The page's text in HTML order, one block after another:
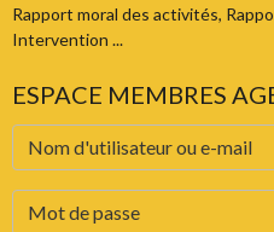
Rapport moral des activités,
Intervention ...
ESPACE MEMBRES